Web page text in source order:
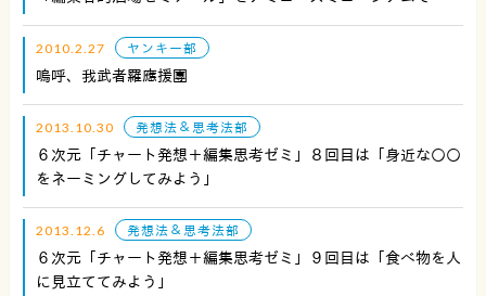
2010.2.27 ヤンキー部
嗚呼、我武者羅應援團
2013.10.30 発想法＆思考法部
６次元「チャート発想＋編集思考ゼミ」８回目は「身近な○○
をネーミングしてみよう」
2013.12.6 発想法＆思考法部
６次元「チャート発想＋編集思考ゼミ」９回目は「食べ物を人
に見立ててみよう」